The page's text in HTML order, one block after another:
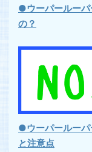
●ウーパールーパ
の？
●ウーパールーパ
と注意点